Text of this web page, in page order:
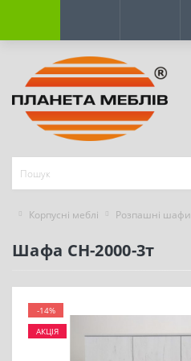
Корпусні меблі Розпашні шафи
Шафа СН-2000-3т
-14%
АКЦІЯ